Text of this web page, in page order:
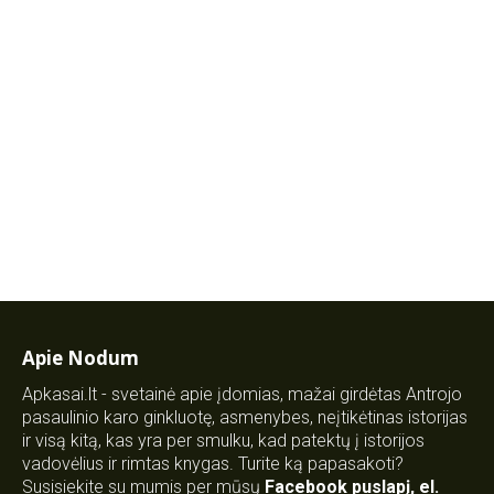
Apie Nodum
Apkasai.lt - svetainė apie įdomias, mažai girdėtas Antrojo
pasaulinio karo ginkluotę, asmenybes, neįtikėtinas istorijas
ir visą kitą, kas yra per smulku, kad patektų į istorijos
vadovėlius ir rimtas knygas. Turite ką papasakoti?
Susisiekite su mumis per mūsų Facebook puslapį, el.